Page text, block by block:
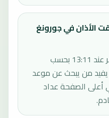
الأذان في جورونغ
الصلاة القادمة حاليًا هي الظهر عند 13:11 بحسب
يفيد من يبحث عن موعد
أعلى الصفحة عداد